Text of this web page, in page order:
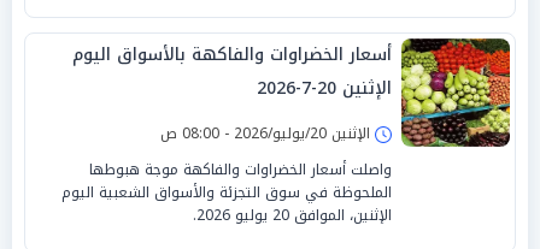
أسعار الخضراوات والفاكهة بالأسواق اليوم
الإثنين 20-7-2026
الإثنين 20/يوليو/2026 - 08:00 ص
واصلت أسعار الخضراوات والفاكهة موجة هبوطها
الملحوظة في سوق التجزئة والأسواق الشعبية اليوم
الإثنين، الموافق 20 يوليو 2026.